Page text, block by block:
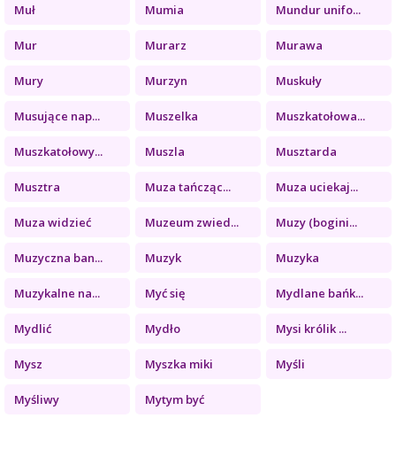
Muł Mumia Mundur unifo...
Mur Murarz Murawa
Mury Murzyn Muskuły
Musujące nap... Muszelka Muszkatołowa...
Muszkatołowy... Muszla Musztarda
Musztra Muza tańcząc... Muza uciekaj...
Muza widzieć Muzeum zwied... Muzy (bogini...
Muzyczna ban... Muzyk Muzyka
Muzykalne na... Myć się Mydlane bańk...
Mydlić Mydło Mysi królik ...
Mysz Myszka miki Myśli
Myśliwy Mytym być